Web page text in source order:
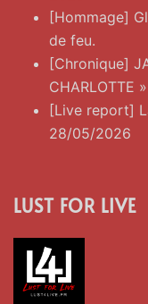
[Hommage]
de feu.
[Chronique]
CHARLOTTE »
[Live report]
28/05/2026
LUST FOR LIVE